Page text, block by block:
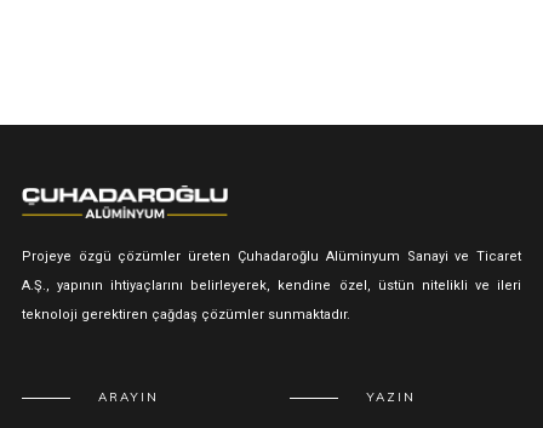
Projeye özgü çözümler üreten Çuhadaroğlu Alüminyum Sanayi ve Ticaret
A.Ş., yapının ihtiyaçlarını belirleyerek, kendine özel, üstün nitelikli ve ileri
teknoloji gerektiren çağdaş çözümler sunmaktadır.
ARAYIN YAZIN